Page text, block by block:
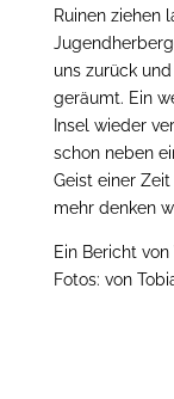
Ruinen ziehen
uns zurück
geräumt. Ein
Insel wieder
schon neben
Geist einer
mehr denken
Ein Bericht
Fotos: von